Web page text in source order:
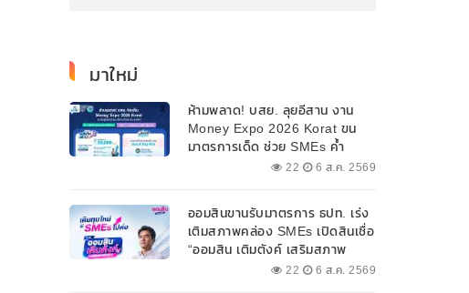
มาใหม่
ห้ามพลาด! บสย. ลุยอีสาน งาน
Money Expo 2026 Korat ขน
มาตรการเด็ด ช่วย SMEs ค้ำ
ประกันสินเชื่อ-แก้หนี้ 7-9 ส.ค. 69
22 6 ส.ค. 2569
ออมสินขานรับมาตรการ ธปท. เร่ง
เติมสภาพคล่อง SMEs เปิดสินเชื่อ
“ออมสิน เติมตังค์ เสริมสภาพ
คล่อง” วงเงินรวม 2,000
22 6 ส.ค. 2569